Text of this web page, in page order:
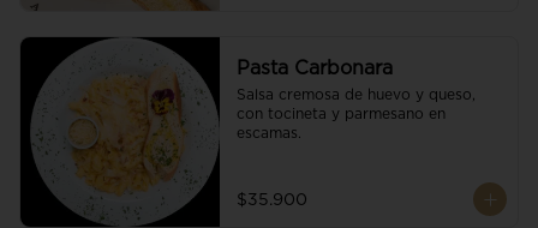
Pasta Carbonara
Salsa cremosa de huevo y queso,
con tocineta y parmesano en
escamas.
$35.900